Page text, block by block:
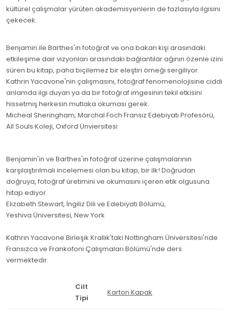
kültürel çalışmalar yürüten akademisyenlerin de fazlasıyla ilgisini
çekecek.
Benjamin ile Barthes'ın fotoğraf ve ona bakan kişi arasındaki
etkileşime dair vizyonları arasındaki bağlantılar ağının özenle izini
süren bu kitap, paha biçilemez bir eleştiri örneği sergiliyor.
Kathrin Yacavone'nin çalışmasını, fotoğraf fenomenolojisine ciddi
anlamda ilgi duyan ya da bir fotoğraf imgesinin tekil etkisini
hissetmiş herkesin mutlaka okuması gerek.
Micheal Sheringham, Marchal Foch Fransız Edebiyatı Profesörü,
All Souls Koleji, Oxford Ünviersitesi
Benjamin'in ve Barthes'ın fotoğraf üzerine çalışmalarının
karşılaştırılmalı incelemesi olan bu kitap, bir ilk! Doğrudan
doğruya, fotoğraf üretimini ve okumasını içeren etik olgusuna
hitap ediyor.
Elizabeth Stewart, İngiliz Dili ve Edebiyatı Bölümü,
Yeshiva Üniversitesi, New York
Kathrın Yacavone Birleşik Krallık'taki Nottingham Üniversitesi'nde
Fransızca ve Frankofoni Çalışmaları Bölümü'nde ders
vermektedir.
Cilt
Tipi
Karton Kapak